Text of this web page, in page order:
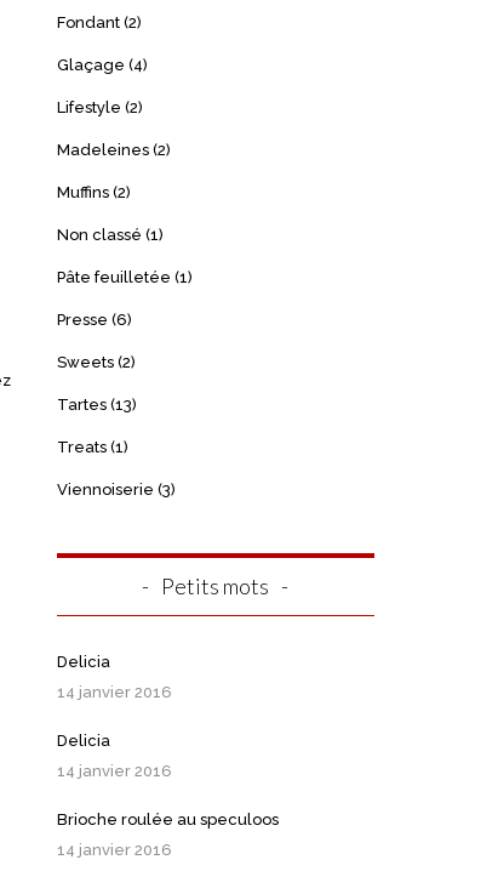
Fondant(2)
Glaçage (4)
Lifestyle (2)
Madeleines(2)
Muffins(2)
Non classé (1)
Pâte feuilletée (1)
Presse (6)
Sweets(2)
Tartes(13)
Treats(1)
Viennoiserie (3)
Petits mots
Delicia
14 janvier 2016
Delicia
14 janvier 2016
Brioche roulée au speculoos
14 janvier 2016